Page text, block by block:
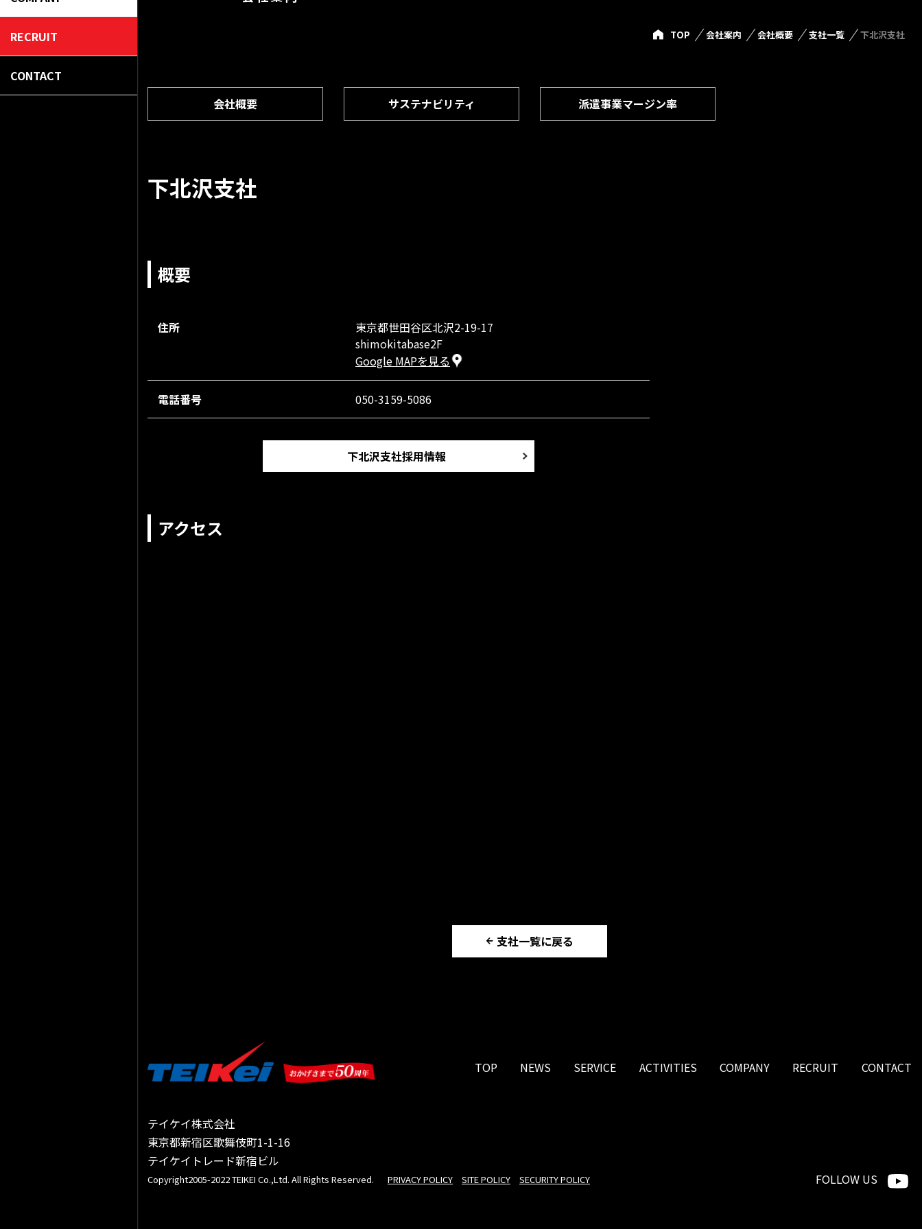
RECRUIT
CONTACT
TOP 会社案内 会社概要 支社一覧 下北沢支社
会社概要 サステナビリティ 派遣事業マージン率
下北沢支社
概要
住所
東京都世田谷区北沢2-19-17
shimokitabase2F
Google MAPを見る
電話番号 050-3159-5086
下北沢支社採用情報
アクセス
支社一覧に戻る
TOP NEWS SERVICE ACTIVITIES COMPANY RECRUIT CONTACT
テイケイ株式会社
東京都新宿区歌舞伎町1-1-16
テイケイトレード新宿ビル
Copyright2005-2022 TEIKEI Co.,Ltd. All Rights Reserved. PRIVACY POLICY SITE POLICY SECURITY POLICY FOLLOW US